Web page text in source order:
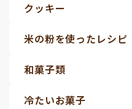
クッキー
米の粉を使ったレシピ
和菓子類
冷たいお菓子